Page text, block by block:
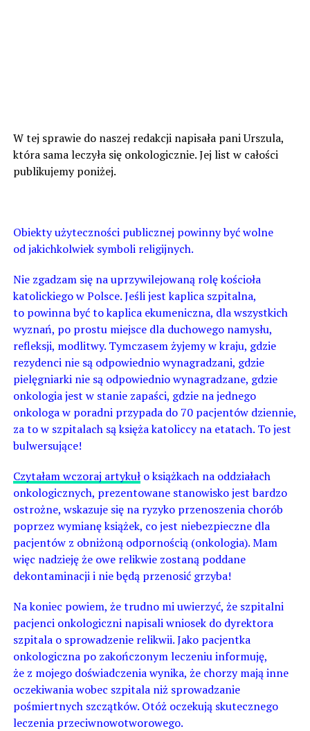
W tej sprawie do naszej redakcji napisała pani Urszula,
która sama leczyła się onkologicznie. Jej list w całości
publikujemy poniżej.
Obiekty użyteczności publicznej powinny być wolne
od jakichkolwiek symboli religijnych.
Nie zgadzam się na uprzywilejowaną rolę kościoła
katolickiego w Polsce. Jeśli jest kaplica szpitalna,
to powinna być to kaplica ekumeniczna, dla wszystkich
wyznań, po prostu miejsce dla duchowego namysłu,
refleksji, modlitwy. Tymczasem żyjemy w kraju, gdzie
rezydenci nie są odpowiednio wynagradzani, gdzie
pielęgniarki nie są odpowiednio wynagradzane, gdzie
onkologia jest w stanie zapaści, gdzie na jednego
onkologa w poradni przypada do 70 pacjentów dziennie,
za to w szpitalach są księża katoliccy na etatach. To jest
bulwersujące!
Czytałam wczoraj artykuło książkach na oddziałach
onkologicznych, prezentowane stanowisko jest bardzo
ostrożne, wskazuje się na ryzyko przenoszenia chorób
poprzez wymianę książek, co jest niebezpieczne dla
pacjentów z obniżoną odpornością (onkologia). Mam
więc nadzieję że owe relikwie zostaną poddane
dekontaminacji i nie będą przenosić grzyba!
Na koniec powiem, że trudno mi uwierzyć, że szpitalni
pacjenci onkologiczni napisali wniosek do dyrektora
szpitala o sprowadzenie relikwii. Jako pacjentka
onkologiczna po zakończonym leczeniu informuję,
że z mojego doświadczenia wynika, że chorzy mają inne
oczekiwania wobec szpitala niż sprowadzanie
pośmiertnych szczątków. Otóż oczekują skutecznego
leczenia przeciwnowotworowego.